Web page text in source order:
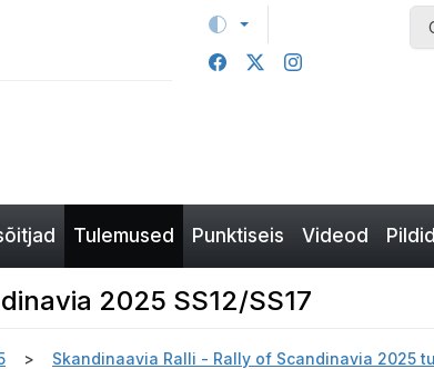
Tulemused Punktiseis Videod
2025 SS12/SS17
Skandinaavia Ralli - Rally of Scandinavia 2025